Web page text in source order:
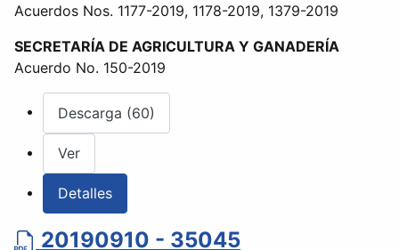
Acuerdos Nos. 1177-2019, 1178-2019, 1379-2019
SECRETARÍA DE AGRICULTURA Y GANADERÍA
Acuerdo No. 150-2019
Descarga (60)
Ver
Detalles
20190910 - 35045